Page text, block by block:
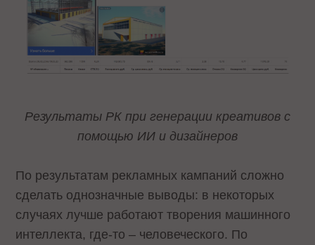
Результаты РК при генерации креативов с
помощью ИИ и дизайнеров
По результатам рекламных кампаний сложно
сделать однозначные выводы: в некоторых
случаях лучше работают творения машинного
интеллекта, где-то – человеческого. По